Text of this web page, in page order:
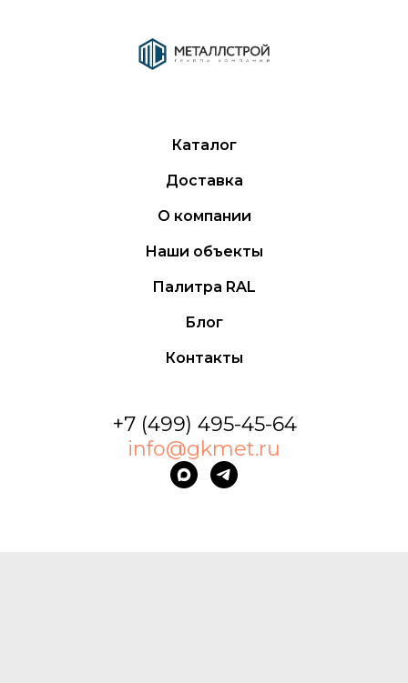
Каталог
Доставка
О компании
Наши объекты
Палитра RAL
Блог
Контакты
+7 (499) 495-45-64
info@gkmet.ru